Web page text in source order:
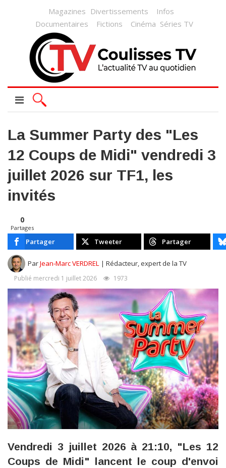
Magazines Divertissements
Infos
Documentaires
Fictions Cinéma Séries TV
La Summer Party des "Les
12 Coups de Midi" vendredi 3
juillet 2026 sur TF1, les
invités
0
Partages
Partager Tweeter Partager
ParJean-Marc VERDREL | Rédacteur, expert de la TV
Publié mercredi 1 juillet 2026 1973
Vendredi 3 juillet 2026 à 21:10, "Les 12
Coups de Midi" lancent le coup d'envoi